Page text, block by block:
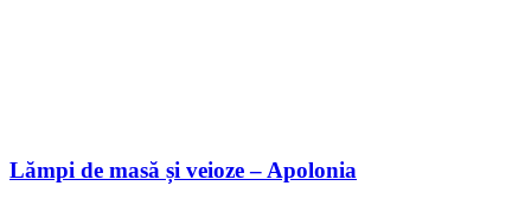
Lămpi de masă și veioze – Apolonia